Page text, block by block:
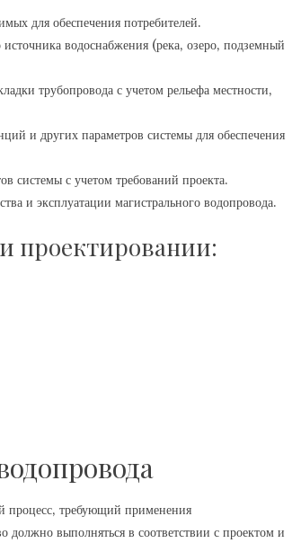
для обеспечения потребителей.
водоснабжения (река‚ озеро‚ подземный
трубопровода с учетом рельефа местности‚
и других параметров системы для обеспечения
системы с учетом требований проекта.
и эксплуатации магистрального водопровода.
проектировании:
процесс‚ требующий применения
выполняться в соответствии с проектом и